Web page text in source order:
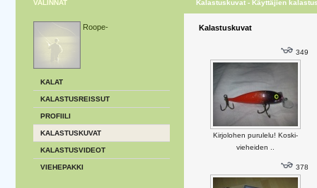
VALINNAT
Roope-
KALAT
KALASTUSREISSUT
PROFIILI
KALASTUSKUVAT
KALASTUSVIDEOT
VIEHEPAKKI
Kalastuskuvat - Käyttäjien
Kalastuskuvat
349
Kirjolohen purulelu! Koski-
vieheiden ..
378